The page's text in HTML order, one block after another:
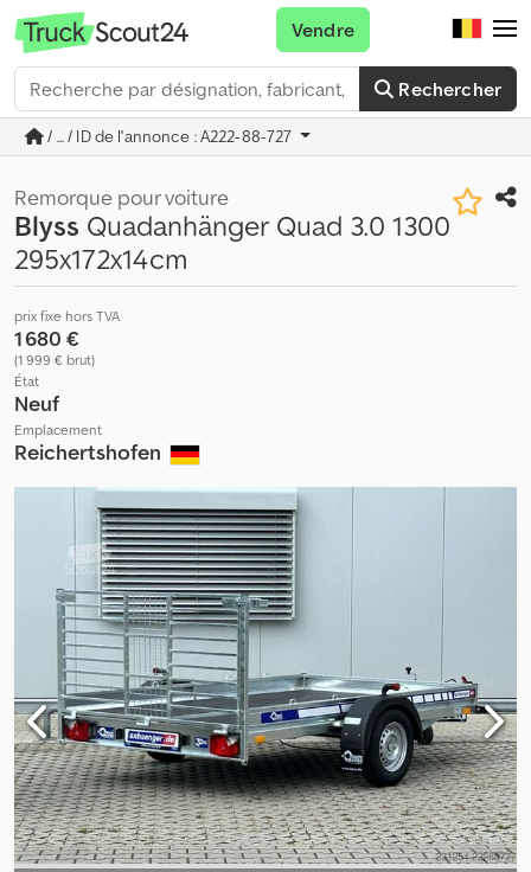
Rechercher
Vendre
/ ... / ID de l'annonce : A222-88-727
Remorque pour voiture
Blyss Quadanhänger Quad 3.0 1300
295x172x14cm
prix fixe hors TVA
1 680 €
(1 999 € brut)
État
Neuf
Emplacement
Reichertshofen